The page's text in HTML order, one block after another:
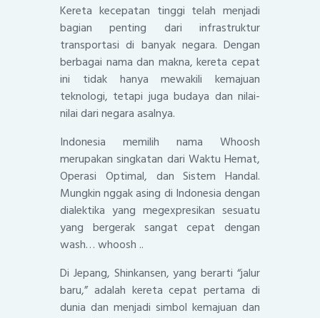
Kereta kecepatan tinggi telah menjadi
bagian penting dari infrastruktur
transportasi di banyak negara. Dengan
berbagai nama dan makna, kereta cepat
ini tidak hanya mewakili kemajuan
teknologi, tetapi juga budaya dan nilai-
nilai dari negara asalnya.
Indonesia memilih nama Whoosh
merupakan singkatan dari Waktu Hemat,
Operasi Optimal, dan Sistem Handal.
Mungkin nggak asing di Indonesia dengan
dialektika yang megexpresikan sesuatu
yang bergerak sangat cepat dengan
wash… whoosh ..
Di Jepang, Shinkansen, yang berarti “jalur
baru,” adalah kereta cepat pertama di
dunia dan menjadi simbol kemajuan dan